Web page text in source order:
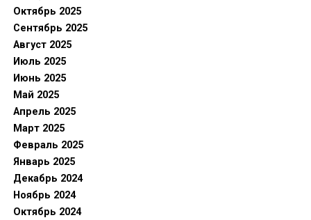
Октябрь 2025
Сентябрь 2025
Август 2025
Июль 2025
Июнь 2025
Май 2025
Апрель 2025
Март 2025
Февраль 2025
Январь 2025
Декабрь 2024
Ноябрь 2024
Октябрь 2024